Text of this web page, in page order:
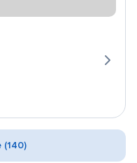
(140)